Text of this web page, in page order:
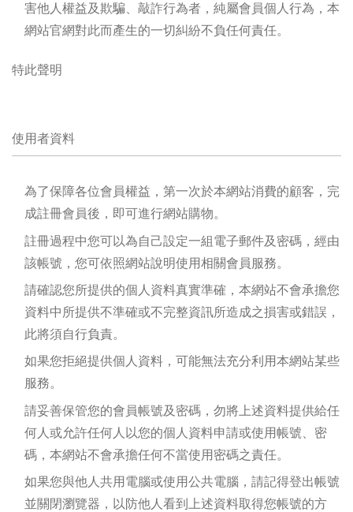
害他人權益及欺騙、敲詐行為者，純屬會員個人行為，本
網站官網對此而產生的一切糾紛不負任何責任。
特此聲明
使用者資料
為了保障各位會員權益，第一次於本網站消費的顧客，完
成註冊會員後，即可進行網站購物。
註冊過程中您可以為自己設定一組電子郵件及密碼，經由
該帳號，您可依照網站說明使用相關會員服務。
請確認您所提供的個人資料真實準確，本網站不會承擔您
資料中所提供不準確或不完整資訊所造成之損害或錯誤，
此將須自行負責。
如果您拒絕提供個人資料，可能無法充分利用本網站某些
服務。
請妥善保管您的會員帳號及密碼，勿將上述資料提供給任
何人或允許任何人以您的個人資料申請或使用帳號、密
碼，本網站不會承擔任何不當使用密碼之責任。
如果您與他人共用電腦或使用公共電腦，請記得登出帳號
並關閉瀏覽器，以防他人看到上述資料取得您帳號的方